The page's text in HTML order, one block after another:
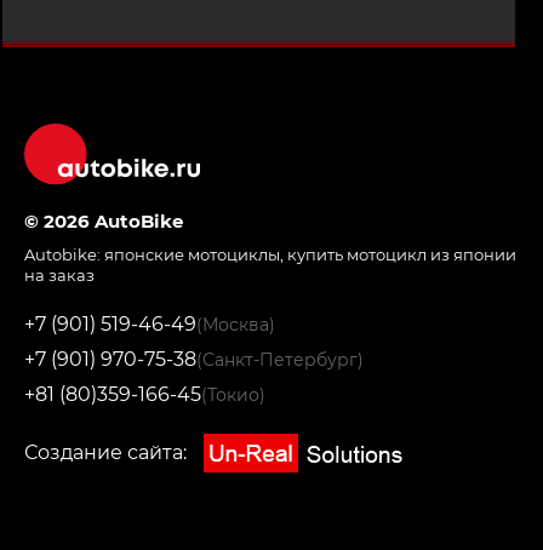
© 2026 AutoBike
Autobike: японские мотоциклы купить мотоцикл из японии
на заказ
+7 (901) 519-46-49(Москва)
+7 (901) 970-75-38(Санкт-Петербург)
+81 (80)359-166-45(Токио)
Создание сайта: